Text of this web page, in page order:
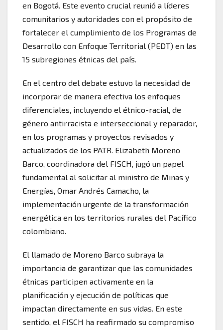
en Bogotá. Este evento crucial reunió a líderes
comunitarios y autoridades con el propósito de
fortalecer el cumplimiento de los Programas de
Desarrollo con Enfoque Territorial (PEDT) en las
15 subregiones étnicas del país.
En el centro del debate estuvo la necesidad de
incorporar de manera efectiva los enfoques
diferenciales, incluyendo el étnico-racial, de
género antirracista e interseccional y reparador,
en los programas y proyectos revisados y
actualizados de los PATR. Elizabeth Moreno
Barco, coordinadora del FISCH, jugó un papel
fundamental al solicitar al ministro de Minas y
Energías, Omar Andrés Camacho, la
implementación urgente de la transformación
energética en los territorios rurales del Pacífico
colombiano.
El llamado de Moreno Barco subraya la
importancia de garantizar que las comunidades
étnicas participen activamente en la
planificación y ejecución de políticas que
impactan directamente en sus vidas. En este
sentido, el FISCH ha reafirmado su compromiso